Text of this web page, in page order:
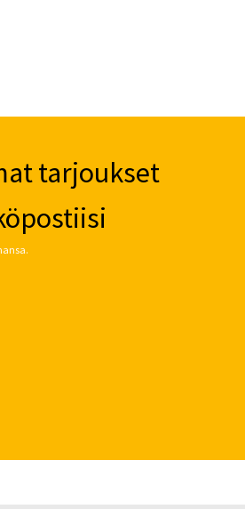
tarjoukset